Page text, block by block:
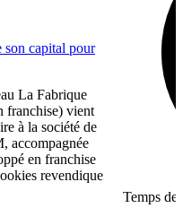
son capital pour
La Fabrique
franchise) vient
à la société de
accompagnée
en franchise
revendique
Temps de